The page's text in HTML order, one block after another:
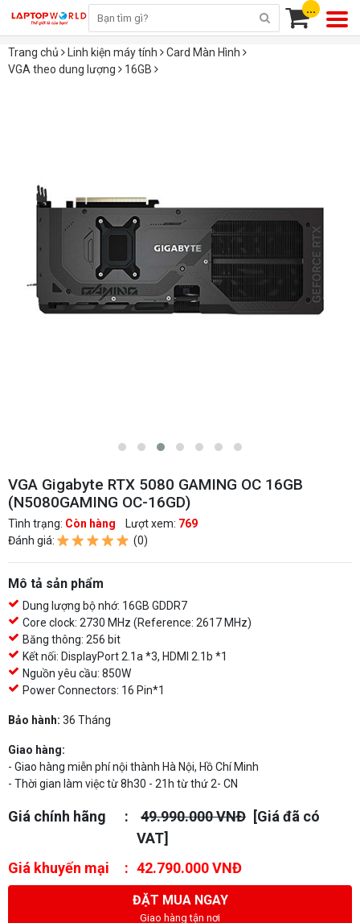
...
Trang chủ Linh kiện máy tính
Card Màn Hình
VGA theo dung lượng
16GB
VGA Gigabyte RTX 5080 GAMING OC 16GB
(N5080GAMING OC-16GD)
Tình trạng: Còn hàng Lượt xem: 769
Đánh giá:
(0)
Mô tả sản phẩm
Dung lượng bộ nhớ: 16GB GDDR7
Core clock: 2730 MHz (Reference: 2617 MHz)
Băng thông: 256 bit
Kết nối: DisplayPort 2.1a *3, HDMI 2.1b *1
Nguồn yêu cầu: 850W
Power Connectors: 16 Pin*1
Bảo hành: 36 Tháng
Giao hàng:
- Giao hàng miễn phí nội thành Hà Nội, Hồ Chí Minh
- Thời gian làm việc từ 8h30 - 21h từ thứ 2- CN
Giá chính hãng 49.990.000 VNĐ [Giá đã có
VAT]
Giá khuyến mại
42.790.000 VNĐ
ĐẶT MUA NGAY
Giao hàng tận nơi